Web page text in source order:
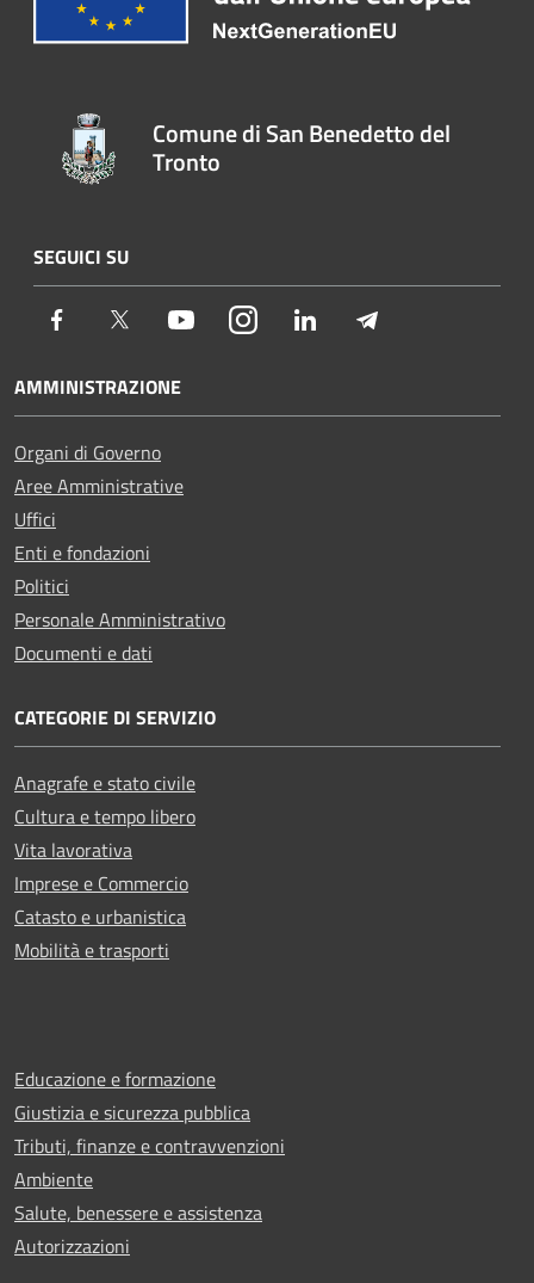
Comune di San Benedetto del
Tronto
SEGUICI SU
Facebook Twitter YoutubeInstagramLinkedIn
AMMINISTRAZIONE
Organi di Governo
Aree Amministrative
Uffici
Enti e fondazioni
Politici
Personale Amministrativo
Documenti e dati
CATEGORIE DI SERVIZIO
Anagrafe e stato civile
Cultura e tempo libero
Vita lavorativa
Imprese e Commercio
Catasto e urbanistica
Mobilità e trasporti
Educazione e formazione
Giustizia e sicurezza pubblica
Tributi, finanze e contravvenzioni
Ambiente
Salute, benessere e assistenza
Autorizzazioni